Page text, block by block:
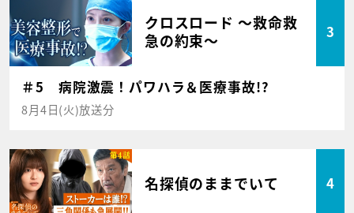
クロスロード ～救命救
急の約束～
3
＃5 病院激震！パワハラ＆医療事故!?
8月4日(火)放送分
名探偵のままでいて 4